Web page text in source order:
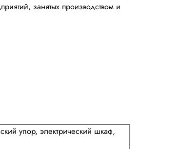
занятых производством и
упор, электрический шкаф,